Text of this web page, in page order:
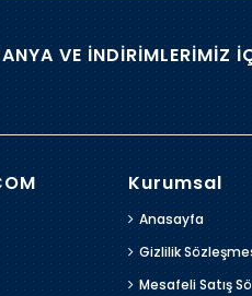
VE İNDİRİMLERİMİZ
Kurumsal
Anasayfa
Gizlilik
Mesafeli Satış